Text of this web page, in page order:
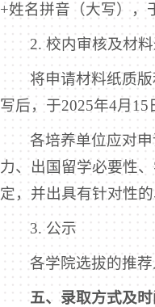
+姓名拼音（大写），
2. 校内审核及材
将申请材料纸质
写后，于2025年4月
各培养单位应对
力、出国留学必要性
定，并出具有针对性的
3. 公示
各学院选拔的推
五、录取方式及时